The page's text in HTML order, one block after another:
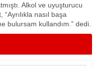
Alkol ve uyuşturucu
nasıl başa
bulursam kullandım.” dedi.